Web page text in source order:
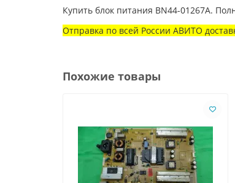
Купить блок питания BN44-01267A.
Отправка по всей России АВИТО
Похожие товары